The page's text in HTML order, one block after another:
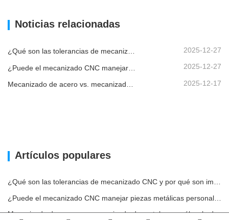
Noticias relacionadas
¿Qué son las tolerancias de mecanizado CNC y por qué son importantes? 2025-12-27
2025-12-27
2025-12-17
Artículos populares
¿Qué son las tolerancias de mecanizado CNC y por qué son importantes?
Mecanizado de acero vs. mecanizado de metales: ¿cuál es la diferencia?